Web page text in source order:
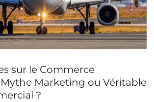
sur le Commerce
Marketing ou Véritable
?